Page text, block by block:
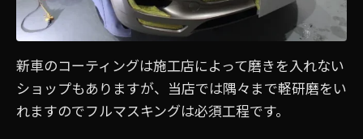
新車のコーティングは施工店によって磨きを入れない
ショップもありますが、当店では隅々まで軽研磨をい
れますのでフルマスキングは必須工程です。